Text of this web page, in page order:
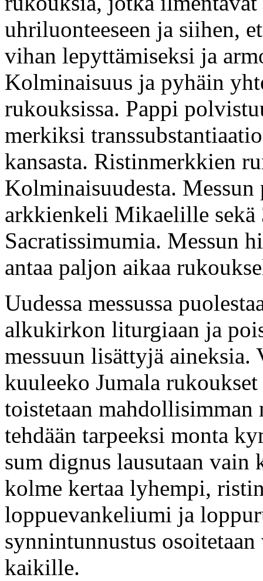
uhriluonteeseen ja siihen,
vihan lepyttämiseksi ja
Kolminaisuus ja pyhäin
rukouksissa. Pappi
merkiksi
kansasta. Ristinmerkkien
Kolminaisuudesta. Messun
arkkienkeli Mikaelille sekä
Sacratissimumia. Messun
antaa paljon aikaa
Uudessa messussa
alkukirkon liturgiaan ja
messuun lisättyjä
kuuleeko Jumala
toistetaan
tehdään tarpeeksi monta
sum dignus lausutaan vain
kolme kertaa lyhempi,
loppuevankeliumi ja
synnintunnustus
kaikille.